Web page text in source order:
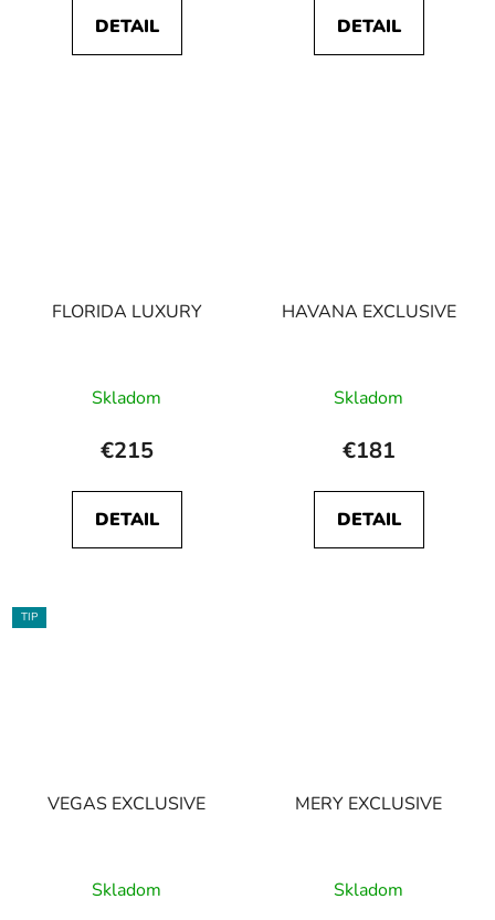
DETAIL DETAIL
FLORIDA LUXURY
Skladom
€215
DETAIL
HAVANA EXCLUSIVE
Skladom
€181
DETAIL
TIP
VEGAS EXCLUSIVE
Skladom
MERY EXCLUSIVE
Skladom